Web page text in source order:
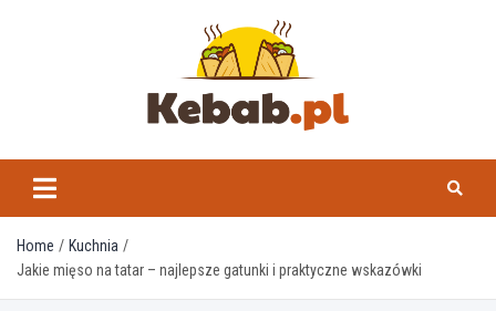
kebab.pl
Home
Kuchnia
Jakie mięso na tatar – najlepsze gatunki i praktyczne wskazówki